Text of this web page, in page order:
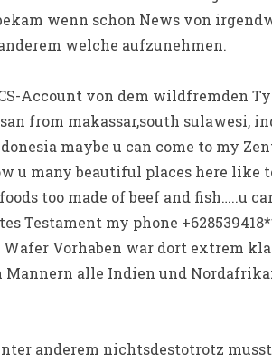
wenn schon News von
welche aufzunehmen.
Account von dem wildfremden
from makassar,south sulawesi,
maybe u can come to my
u many beautiful places here like
too made of beef and fish…..u
Testament my phone
Vorhaben war dort extrem
alle Indien und
anderem nichtsdestotrotz